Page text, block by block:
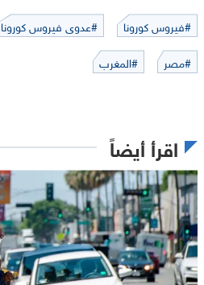
#فيروس كورونا #عدوى فيروس كورونا
#مصر
#المغرب
اقرأ أيضاً